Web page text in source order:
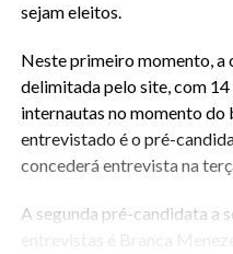
sejam eleitos.
Neste primeiro momento, a
delimitada pelo site, com 14
internautas no momento
entrevistado é o pré-
concederá entrevista na
A segunda pré-candidata a